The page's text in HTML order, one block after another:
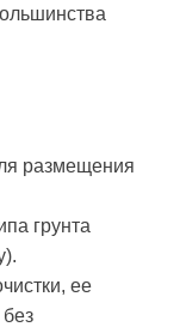
размещения
грунта
ее